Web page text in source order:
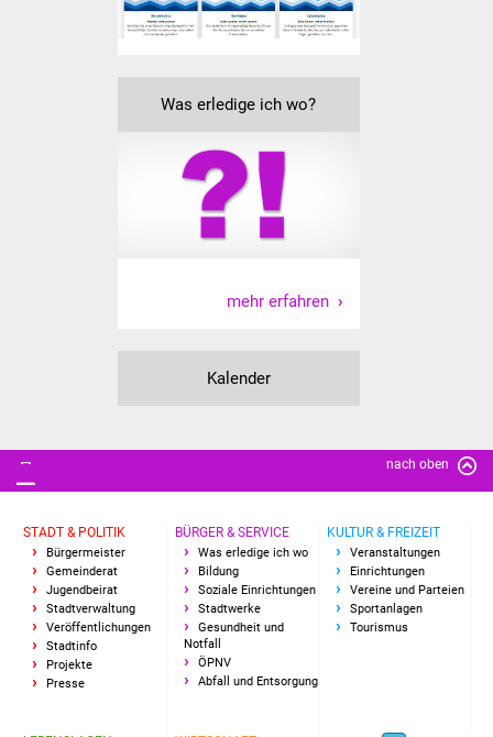
Beschränkte
Gewerbeverzeichnis
Gewerbe - Selbsteintrag
Was erledige ich wo?
mehr erfahren
Kalender
nach oben
STADT & POLITIK
Bürgermeister
Gemeinderat
Jugendbeirat
Stadtverwaltung
Veröffentlichungen
Stadtinfo
Projekte
Presse
BÜRGER & SERVICE
Was erledige ich wo
Bildung
Soziale Einrichtungen
Stadtwerke
Gesundheit und
Notfall
ÖPNV
Abfall und Entsorgung
KULTUR & FREIZEIT
Veranstaltungen
Einrichtungen
Vereine und Parteien
Sportanlagen
Tourismus